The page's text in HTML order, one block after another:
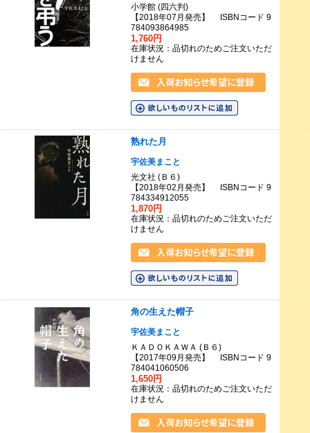
小学館 (四六判)
【2018年07月発売】 ISBNコード 9
784093864985
1,760円
在庫状況：品切れのためご注文いただ
けません
熟れた月
宇佐美まこと
光文社 (Ｂ６)
【2018年02月発売】 ISBNコード 9
784334912055
1,870円
在庫状況：品切れのためご注文いただ
けません
角の生えた帽子
宇佐美まこと
ＫＡＤＯＫＡＷＡ (Ｂ６)
【2017年09月発売】 ISBNコード 9
784041060506
1,650円
在庫状況：品切れのためご注文いただ
けません